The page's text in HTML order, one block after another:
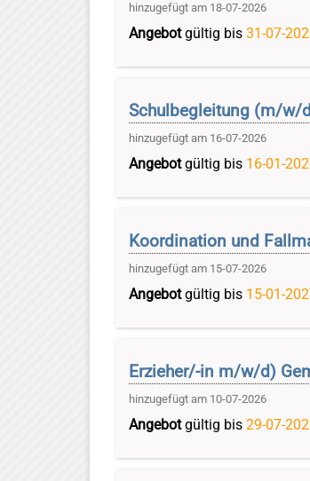
hinzugefügt am 18-07-2026
Angebotgültig bis 31-07-
Schulbegleitung (m/w/
hinzugefügt am 16-07-2026
Angebotgültig bis 16-01-
Koordination und
hinzugefügt am 15-07-2026
Angebotgültig bis 15-01-
Erzieher/-in m/w/d)
hinzugefügt am 10-07-2026
Angebotgültig bis 29-07-